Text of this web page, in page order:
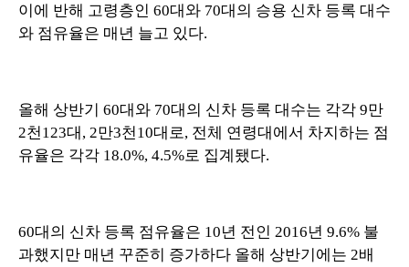
이에 반해 고령층인 60대와 70대의 승용 신차 등록 대수
와 점유율은 매년 늘고 있다.
올해 상반기 60대와 70대의 신차 등록 대수는 각각 9만
2천123대, 2만3천10대로, 전체 연령대에서 차지하는 점
유율은 각각 18.0%, 4.5%로 집계됐다.
60대의 신차 등록 점유율은 10년 전인 2016년 9.6% 불
과했지만 매년 꾸준히 증가하다 올해 상반기에는 2배